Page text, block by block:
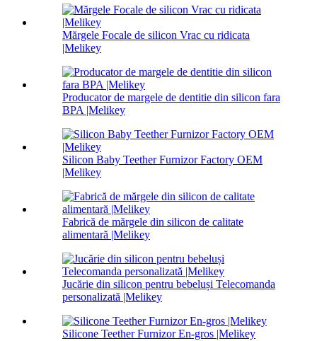
Mărgele Focale de silicon Vrac cu ridicata
|Melikey
Producator de margele de dentitie din silicon fara
BPA |Melikey
Silicon Baby Teether Furnizor Factory OEM
|Melikey
Fabrică de mărgele din silicon de calitate
alimentară |Melikey
Jucărie din silicon pentru bebeluși Telecomanda
personalizată |Melikey
Silicone Teether Furnizor En-gros |Melikey